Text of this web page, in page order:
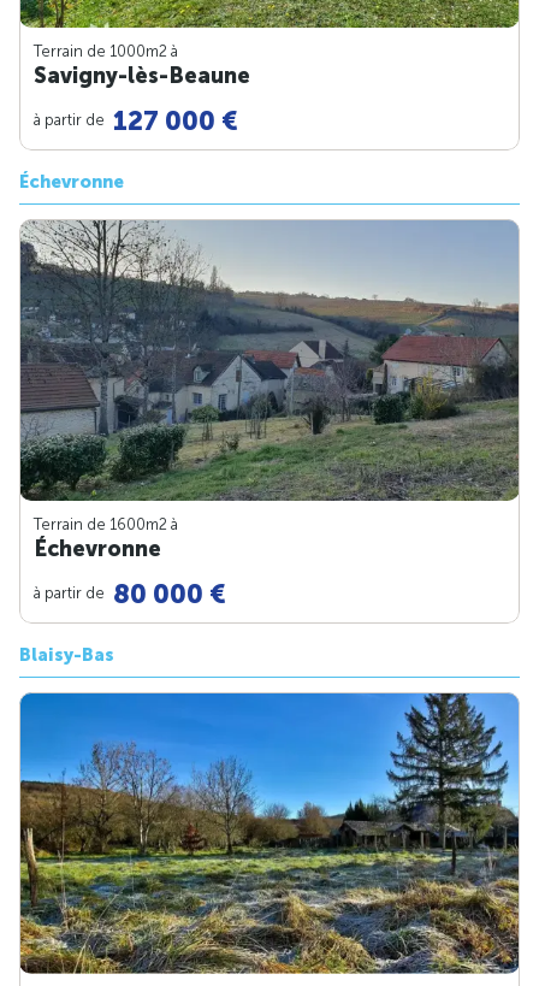
Terrain de 1000m2 à
Savigny-lès-Beaune
à partir de 127 000 €
Échevronne
Terrain de 1600m2 à
Échevronne
à partir de 80 000 €
Blaisy-Bas